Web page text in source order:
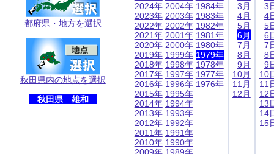
都府県・地方を選択
秋田県内の地点を選択
秋田県 雄和
2024年
2023年
2022年
2021年
2020年
2019年
2018年
2017年
2016年
2015年
2014年
2013年
2012年
2011年
2010年
2004年
2003年
2002年
2001年
2000年
1999年
1998年
1997年
1996年
1995年
1994年
1993年
1992年
1991年
1990年
1984年
1983年
1982年
1981年
1980年
1979年
1978年
1977年
1976年
3月
4月
5月
6月
7月
8月
9月
10月
11月
12月
3
4
5
6
7
8
9
10
11
12
13
14
15